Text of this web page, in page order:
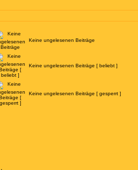
Keine ungelesenen Beiträge
Keine ungelesenen Beiträge [ beliebt ]
Keine ungelesenen Beiträge [ gesperrt ]